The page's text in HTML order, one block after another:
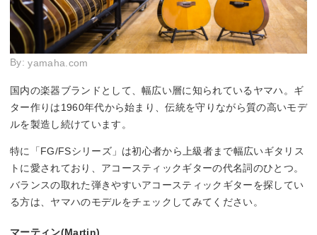
By:yamaha.com
国内の楽器ブランドとして、幅広い層に知られているヤマハ。ギ
ター作りは1960年代から始まり、伝統を守りながら質の高いモデ
ルを製造し続けています。
特に「FG/FSシリーズ」は初心者から上級者まで幅広いギタリス
トに愛されており、アコースティックギターの代名詞のひとつ。
バランスの取れた弾きやすいアコースティックギターを探してい
る方は、ヤマハのモデルをチェックしてみてください。
マーティン(Martin)